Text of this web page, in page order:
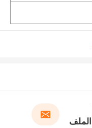
Technology Co., Ltd الملف